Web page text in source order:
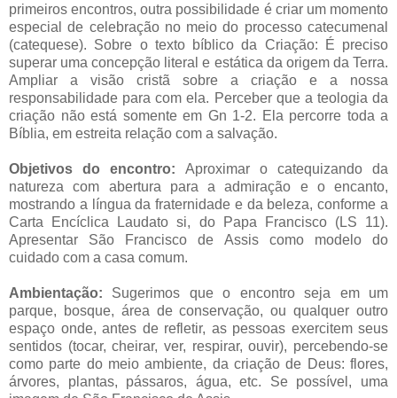
primeiros encontros, outra possibilidade é criar um momento
especial de celebração no meio do processo catecumenal
(catequese). Sobre o texto bíblico da Criação: É preciso
superar uma concepção literal e estática da origem da Terra.
Ampliar a visão cristã sobre a criação e a nossa
responsabilidade para com ela. Perceber que a teologia da
criação não está somente em Gn 1-2. Ela percorre toda a
Bíblia, em estreita relação com a salvação.
Objetivos do encontro: Aproximar o catequizando da
natureza com abertura para a admiração e o encanto,
mostrando a língua da fraternidade e da beleza, conforme a
Carta Encíclica Laudato si, do Papa Francisco (LS 11).
Apresentar São Francisco de Assis como modelo do
cuidado com a casa comum.
Ambientação: Sugerimos que o encontro seja em um
parque, bosque, área de conservação, ou qualquer outro
espaço onde, antes de refletir, as pessoas exercitem seus
sentidos (tocar, cheirar, ver, respirar, ouvir), percebendo-se
como parte do meio ambiente, da criação de Deus: flores,
árvores, plantas, pássaros, água, etc. Se possível, uma